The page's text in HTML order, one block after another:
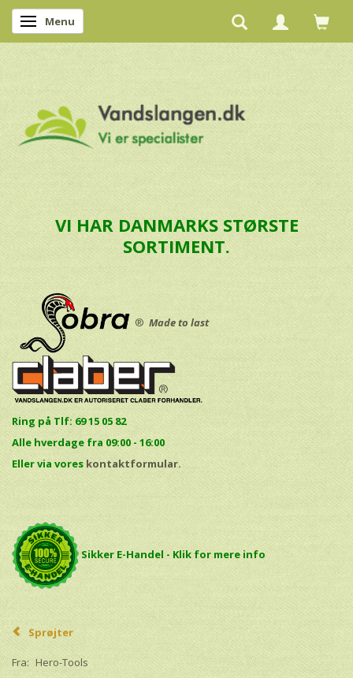
Skifte navigation
Menu
VI HAR DANMARKS STØRSTE
SORTIMENT.
® Made to last
Ring på Tlf: 69 15 05 82
Alle hverdage fra 09:00 - 16:00
Eller via vores kontaktformular.
Sikker E-Handel - Klik for mere info
Sprøjter
Fra: Hero-Tools